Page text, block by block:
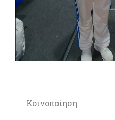
Κοινοποίηση